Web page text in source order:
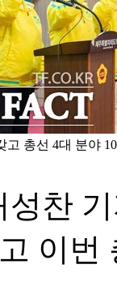
총선 4대 분야
찬
이번